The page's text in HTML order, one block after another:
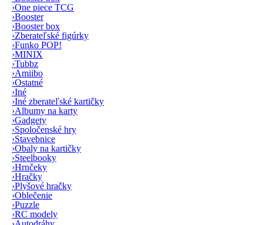
›One piece TCG
›Booster
›Booster box
›Zberateľské figúrky
›Funko POP!
›MINIX
›Tubbz
›Amiibo
›Ostatné
›Iné
›Iné zberateľské kartičky
›Albumy na karty
›Gadgety
›Spoločenské hry
›Stavebnice
›Obaly na kartičky
›Steelbooky
›Hrnčeky
›Hračky
›Plyšové hračky
›Oblečenie
›Puzzle
›RC modely